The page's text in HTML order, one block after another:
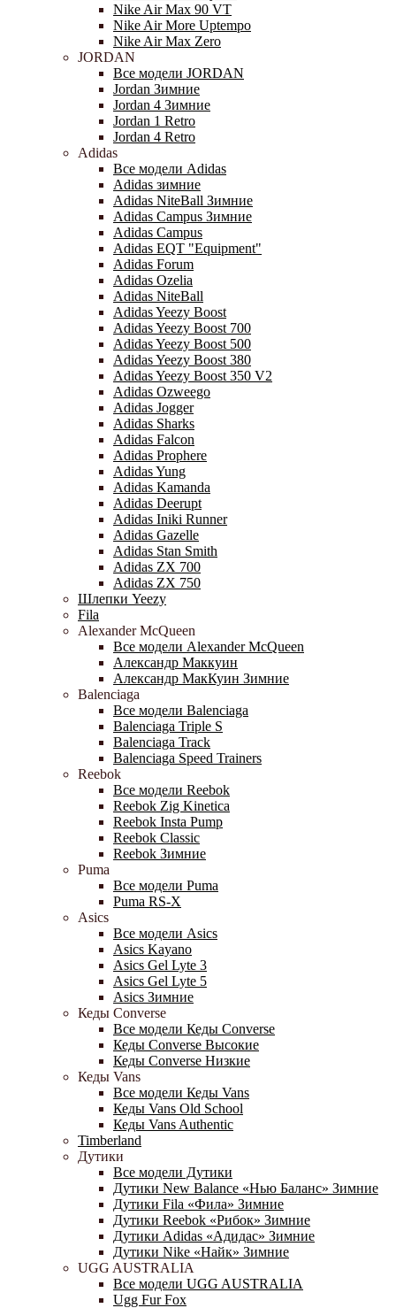
Nike Air Max 90 VT
Nike Air More Uptempo
Nike Air Max Zero
JORDAN
Все модели JORDAN
Jordan Зимние
Jordan 4 Зимние
Jordan 1 Retro
Jordan 4 Retro
Adidas
Все модели Adidas
Adidas зимние
Adidas NiteBall Зимние
Adidas Campus Зимние
Adidas Campus
Adidas EQT "Equipment"
Adidas Forum
Adidas Ozelia
Adidas NiteBall
Adidas Yeezy Boost
Adidas Yeezy Boost 700
Adidas Yeezy Boost 500
Adidas Yeezy Boost 380
Adidas Yeezy Boost 350 V2
Adidas Ozweego
Adidas Jogger
Adidas Sharks
Adidas Falcon
Adidas Prophere
Adidas Yung
Adidas Kamanda
Adidas Deerupt
Adidas Iniki Runner
Adidas Gazelle
Adidas Stan Smith
Adidas ZX 700
Adidas ZX 750
Шлепки Yeezy
Fila
Alexander McQueen
Все модели Alexander McQueen
Александр Маккуин
Александр МакКуин Зимние
Balenciaga
Все модели Balenciaga
Balenciaga Triple S
Balenciaga Track
Balenciaga Speed Trainers
Reebok
Все модели Reebok
Reebok Zig Kinetica
Reebok Insta Pump
Reebok Classic
Reebok Зимние
Puma
Все модели Puma
Puma RS-X
Asics
Все модели Asics
Asics Kayano
Asics Gel Lyte 3
Asics Gel Lyte 5
Asics Зимние
Кеды Converse
Все модели Кеды Converse
Кеды Converse Высокие
Кеды Converse Низкие
Кеды Vans
Все модели Кеды Vans
Кеды Vans Old School
Кеды Vans Authentic
Timberland
Дутики
Все модели Дутики
Дутики New Balance «Нью Баланс» Зимние
Дутики Fila «Фила» Зимние
Дутики Reebok «Рибок» Зимние
Дутики Adidas «Адидас» Зимние
Дутики Nike «Найк» Зимние
UGG AUSTRALIA
Все модели UGG AUSTRALIA
Ugg Fur Fox